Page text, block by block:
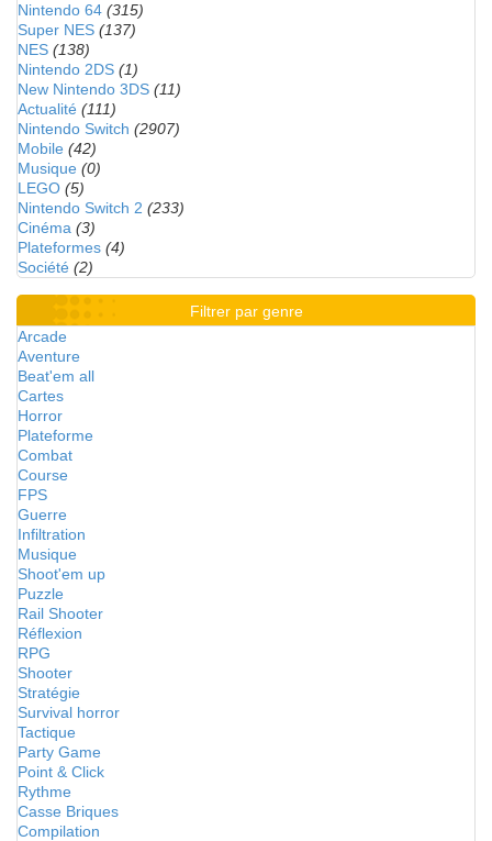
Nintendo 64 (315)
Super NES (137)
NES (138)
Nintendo 2DS (1)
New Nintendo 3DS (11)
Actualité (111)
Nintendo Switch (2907)
Mobile (42)
Musique (0)
LEGO (5)
Nintendo Switch 2 (233)
Cinéma (3)
Plateformes (4)
Société (2)
Filtrer par genre
Arcade
Aventure
Beat'em all
Cartes
Horror
Plateforme
Combat
Course
FPS
Guerre
Infiltration
Musique
Shoot'em up
Puzzle
Rail Shooter
Réflexion
RPG
Shooter
Stratégie
Survival horror
Tactique
Party Game
Point & Click
Rythme
Casse Briques
Compilation